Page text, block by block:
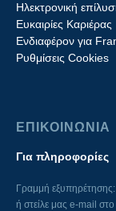
Ηλεκτρονική
Ευκαιρίες Καριέρας
Ενδιαφέρον για
Ρυθμίσεις Cookies
ΕΠΙΚΟΙΝΩΝΙΑ
Για πληροφορίες
Γραμμή
ή στείλε μας e-mail στο